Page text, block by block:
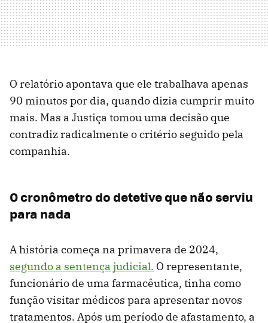
O relatório apontava que ele trabalhava apenas
90 minutos por dia, quando dizia cumprir muito
mais. Mas a Justiça tomou uma decisão que
contradiz radicalmente o critério seguido pela
companhia.
O cronômetro do detetive que não serviu
para nada
A história começa na primavera de 2024,
segundo a sentença judicial. O representante,
funcionário de uma farmacêutica, tinha como
função visitar médicos para apresentar novos
tratamentos. Após um período de afastamento, a